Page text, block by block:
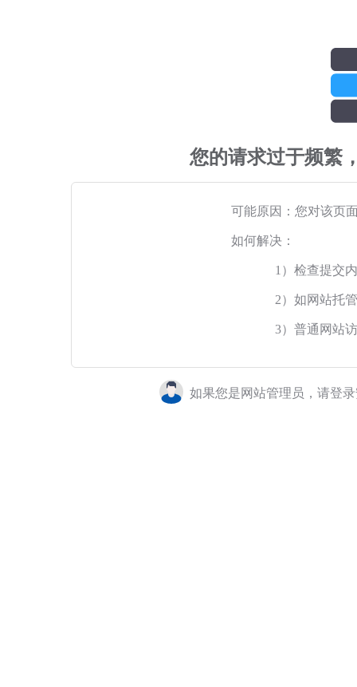
您的请求过于频繁
可能原因：您对该页
如何解决：
1）检查提交
2）如网站托
3）普通网站
如果您是网站管理员，请登